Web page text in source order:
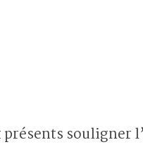
souligner